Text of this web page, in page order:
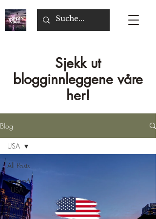
Sjekk ut
blogginnleggene våre
her!
Blog
All Posts
Reisemål
i USA
Belgia
USA